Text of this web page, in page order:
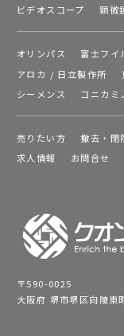
ビデオスコープ
顕微
オリンパス 富士フイ
アロカ / 日立製作所
シーメンス
コニカミ
売りたい方 撤去・閉
求人情報
お問合せ
〒590-0025
大阪府 堺市堺区向陵東